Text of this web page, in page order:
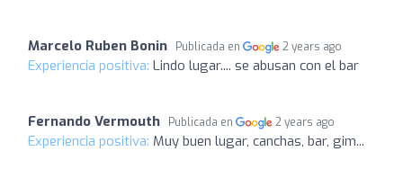
Marcelo Ruben Bonin Publicada en 2 years ago
Experiencia positiva: Lindo lugar.... se abusan con el bar
Fernando Vermouth Publicada en 2 years ago
Experiencia positiva: Muy buen lugar, canchas, bar, gim...